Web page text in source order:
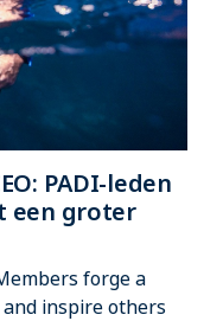
PADI-leden
een groter
forge a
inspire others